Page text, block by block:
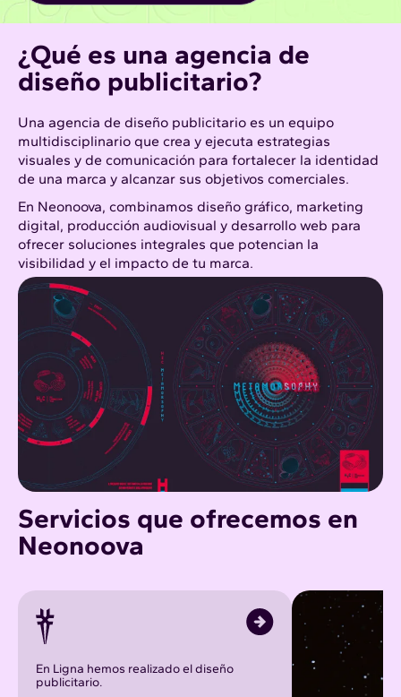
¿Qué es una agencia de
diseño publicitario?
Una agencia de diseño publicitario es un equipo
multidisciplinario que crea y ejecuta estrategias
visuales y de comunicación para fortalecer la identidad
de una marca y alcanzar sus objetivos comerciales.
En Neonoova, combinamos diseño gráfico, marketing
digital, producción audiovisual y desarrollo web para
ofrecer soluciones integrales que potencian la
visibilidad y el impacto de tu marca.
Servicios que ofrecemos en
Neonoova
En Ligna hemos realizado el diseño
publicitario.